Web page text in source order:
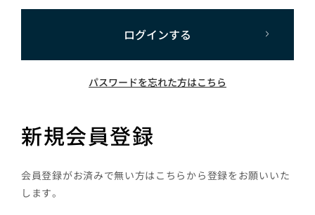
ログインする
パスワードを忘れた方はこちら
新規会員登録
会員登録がお済みで無い方はこちらから登録をお願いいた
します。